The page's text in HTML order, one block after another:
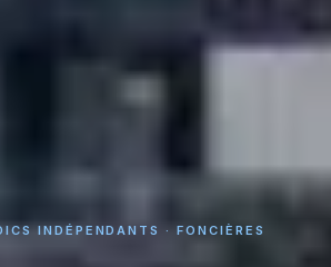
INDÉPENDANTS · FONCIÈRES